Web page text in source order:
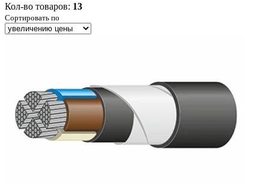
Кол-во товаров: 13
Сортировать по